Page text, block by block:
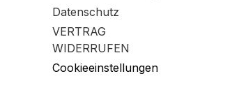
Datenschutz
VERTRAG
WIDERRUFEN
Cookieeinstellungen